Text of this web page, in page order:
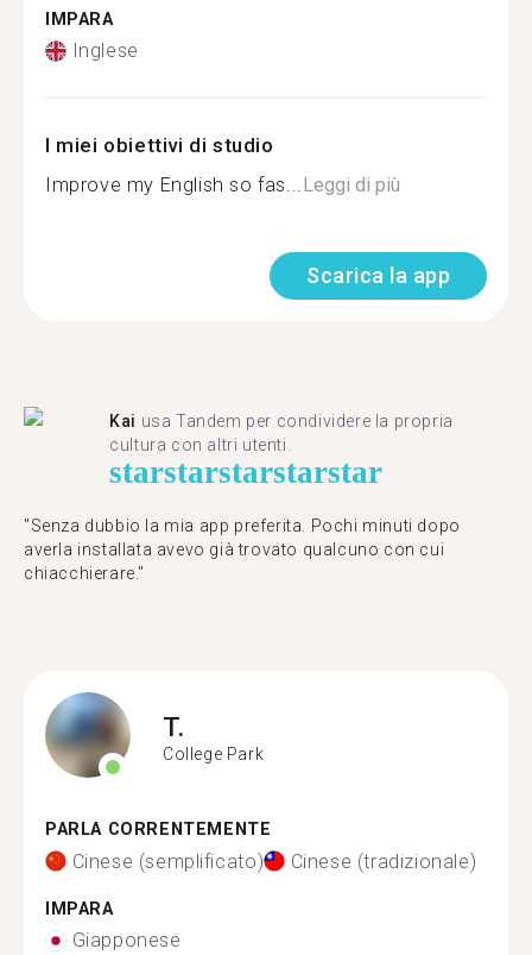
IMPARA
Inglese
I miei obiettivi di studio
Improve my English so fas...Leggi di più
Scarica la app
Kai usa Tandem per condividere la propria
cultura con altri utenti.
starstarstarstarstar
"Senza dubbio la mia app preferita. Pochi minuti dopo
averla installata avevo già trovato qualcuno con cui
chiacchierare."
T.
College Park
PARLA CORRENTEMENTE
Cinese (semplificato) Cinese (tradizionale)
IMPARA
Giapponese